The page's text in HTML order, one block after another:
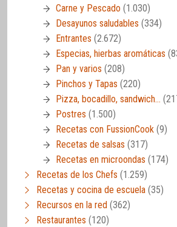
Carne y Pescado (1.030)
Desayunos saludables (334)
Entrantes (2.672)
Especias, hierbas aromáticas
Pan y varios (208)
Pinchos y Tapas (220)
Pizza, bocadillo, sandwich…
Postres (1.500)
Recetas con FussionCook (9)
Recetas de salsas (317)
Recetas en microondas (174)
Recetas de los Chefs (1.259)
Recetas y cocina de escuela (35)
Recursos en la red (362)
Restaurantes (120)